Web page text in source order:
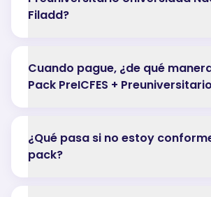
Filadd?
Cuando pague, ¿de qué
Pack PreICFES +
¿Qué pasa si no estoy
pack?